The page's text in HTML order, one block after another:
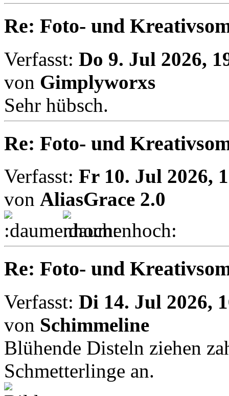
Re: Foto- und
Verfasst: Do 9. Jul 2026,
von Gimplyworxs
Sehr hübsch.
Re: Foto- und
Verfasst: Fr 10. Jul 2026,
von AliasGrace 2.0
Re: Foto- und
Verfasst: Di 14. Jul 2026,
von Schimmeline
Blühende Disteln ziehen
Schmetterlinge an.